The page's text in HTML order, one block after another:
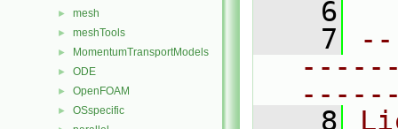
► mesh
► meshTools
► MomentumTransportModels
► ODE
► OpenFOAM
► OSspecific
    6
    7
    8